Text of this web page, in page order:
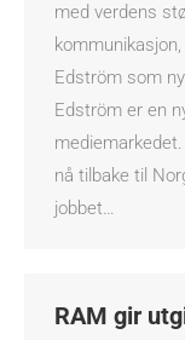
med verdens
Edström som
Edström er en
nå tilbake til
jobbet…
RAM gir